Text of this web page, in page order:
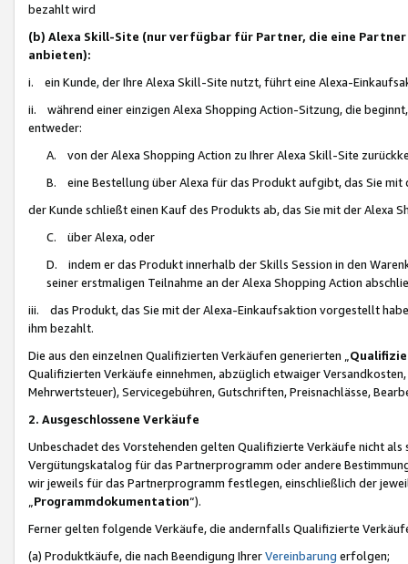
bezahlt wird
(b) Alexa Skill-Site (nur verfügbar für Partner, die eine
anbieten):
i. ein Kunde, der Ihre Alexa Skill-Site nutzt, führt eine Alexa-
ii. während einer einzigen Alexa Shopping Action-Sitzung, die
entweder:
A. von der Alexa Shopping Action zu Ihrer Alexa Skill-Site
B. eine Bestellung über Alexa für das Produkt aufgibt, das Sie mit
der Kunde schließt einen Kauf des Produkts ab, das Sie mit der Alexa
C. über Alexa, oder
D. indem er das Produkt innerhalb der Skills Session in den
seiner erstmaligen Teilnahme an der Alexa Shopping Action
iii. das Produkt, das Sie mit der Alexa-Einkaufsaktion vorgestellt
ihm bezahlt.
Die aus den einzelnen Qualifizierten Verkäufen generierten „
Qualifizierten Verkäufe einnehmen, abzüglich etwaiger
Mehrwertsteuer), Servicegebühren, Gutschriften, Preisnachlässe,
2. Ausgeschlossene Verkäufe
Unbeschadet des Vorstehenden gelten Qualifizierte Verkäufe nicht
Vergütungskatalog für das Partnerprogramm oder andere
wir jeweils für das Partnerprogramm festlegen, einschließlich der
Programmdokumentation“).
Ferner gelten folgende Verkäufe, die andernfalls Qualifizierte
(a) Produktkäufe, die nach Beendigung IhrerVereinbarung erfolgen;